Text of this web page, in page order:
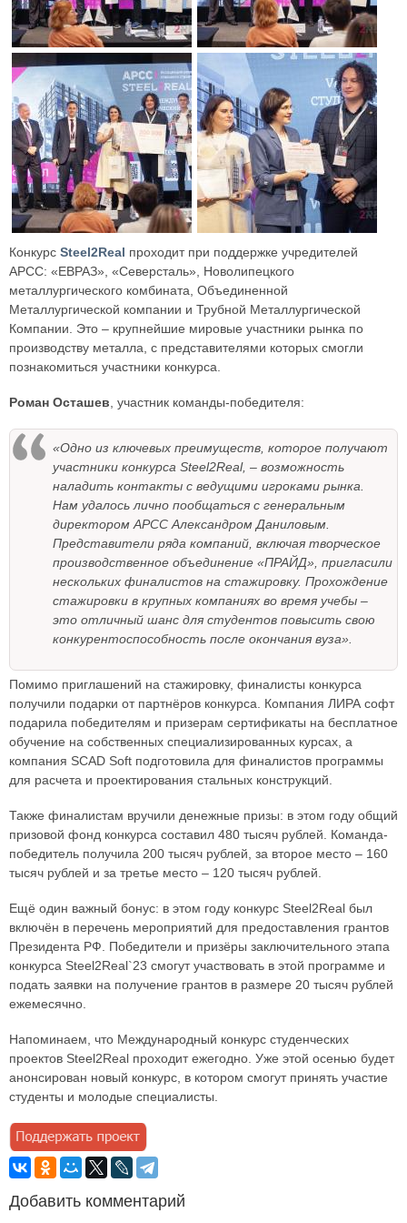
Конкурс Steel2Real проходит при поддержке учредителей
АРСС: «ЕВРАЗ», «Северсталь», Новолипецкого
металлургического комбината, Объединенной
Металлургической компании и Трубной Металлургической
Компании. Это – крупнейшие мировые участники рынка по
производству металла, с представителями которых смогли
познакомиться участники конкурса.
Роман Осташев , участник команды-победителя:
«Одно из ключевых преимуществ, которое получают
участники конкурса Steel2Real, – возможность
наладить контакты с ведущими игроками рынка.
Нам удалось лично пообщаться с генеральным
директором АРСС Александром Даниловым.
Представители ряда компаний, включая творческое
производственное объединение «ПРАЙД», пригласили
нескольких финалистов на стажировку. Прохождение
стажировки в крупных компаниях во время учебы –
это отличный шанс для студентов повысить свою
конкурентоспособность после окончания вуза».
Помимо приглашений на стажировку, финалисты конкурса
получили подарки от партнёров конкурса. Компания ЛИРА софт
подарила победителям и призерам сертификаты на бесплатное
обучение на собственных специализированных курсах, а
компания SCAD Soft подготовила для финалистов программы
для расчета и проектирования стальных конструкций.
Также финалистам вручили денежные призы: в этом году общий
призовой фонд конкурса составил 480 тысяч рублей. Команда-
победитель получила 200 тысяч рублей, за второе место – 160
тысяч рублей и за третье место – 120 тысяч рублей.
Ещё один важный бонус: в этом году конкурс Steel2Real был
включён в перечень мероприятий для предоставления грантов
Президента РФ. Победители и призёры заключительного этапа
конкурса Steel2Real`23 смогут участвовать в этой программе и
подать заявки на получение грантов в размере 20 тысяч рублей
ежемесячно.
Напоминаем, что Международный конкурс студенческих
проектов Steel2Real проходит ежегодно. Уже этой осенью будет
анонсирован новый конкурс, в котором смогут принять участие
студенты и молодые специалисты.
Добавить комментарий